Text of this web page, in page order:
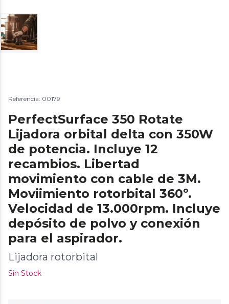
Referencia: 00179
PerfectSurface 350 Rotate
Lijadora orbital delta con 350W
de potencia. Incluye 12
recambios. Libertad
movimiento con cable de 3M.
Moviimiento rotorbital 360º.
Velocidad de 13.000rpm. Incluye
depósito de polvo y conexión
para el aspirador.
Lijadora rotorbital
Sin Stock